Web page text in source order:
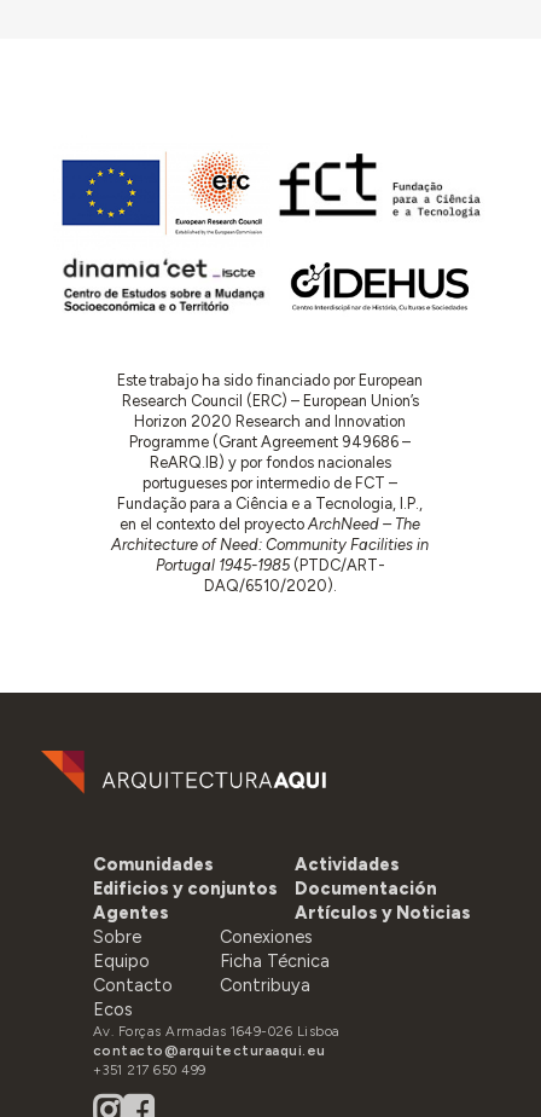
Este trabajo ha sido financiado por European
Research Council (ERC) – European Union’s
Horizon 2020 Research and Innovation
Programme (Grant Agreement 949686 –
ReARQ.IB) y por fondos nacionales
portugueses por intermedio de FCT –
Fundação para a Ciência e a Tecnologia, I.P.,
en el contexto del proyectoArchNeed – The
Architecture of Need: Community Facilities in
Portugal 1945-1985(PTDC/ART-
DAQ/6510/2020).
Comunidades
Edificios y conjuntos
Agentes
Actividades
Documentación
Artículos y Noticias
Sobre
Equipo
Contacto
Ecos
Conexiones
Ficha Técnica
Contribuya
Av. Forças Armadas 1649-026 Lisboa
contacto@arquitecturaaqui.eu
+351 217 650 499